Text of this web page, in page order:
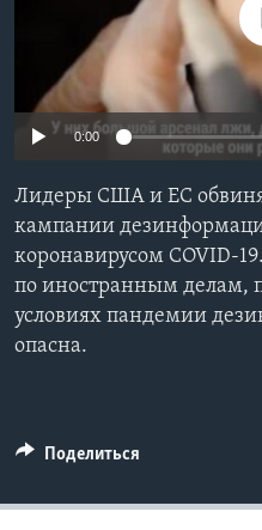
Learning English
СОЦИАЛЬНЫЕ СЕТИ
Языки
No media
0:00
Лидеры США и ЕС
кампании
коронавирусом COVID-
по иностранным делам,
условиях пандемии
опасна.
Поделиться